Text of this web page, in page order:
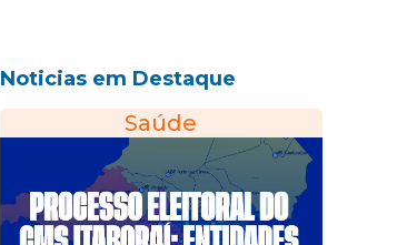
Noticias em Destaque
Saúde